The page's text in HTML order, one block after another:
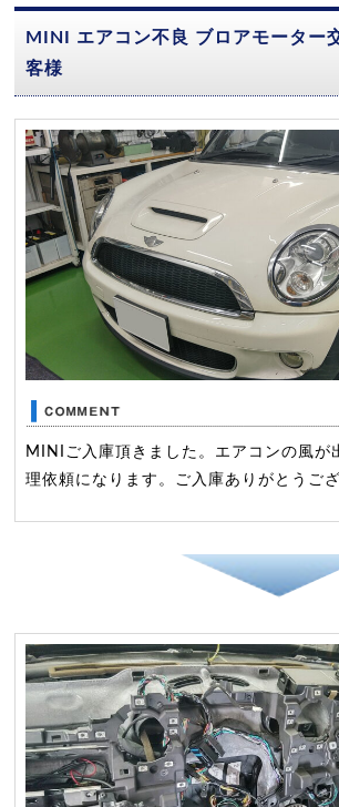
MINI エアコン不良 ブロアモーター
客様
MINIご入庫頂きました。エアコンの風が
理依頼になります。ご入庫ありがとうござ